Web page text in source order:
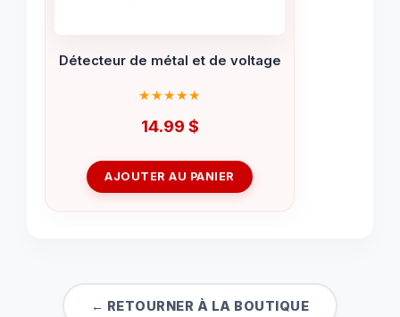
Détecteur de métal et de voltage
14.99 $
AJOUTER AU PANIER
← RETOURNER À LA BOUTIQUE